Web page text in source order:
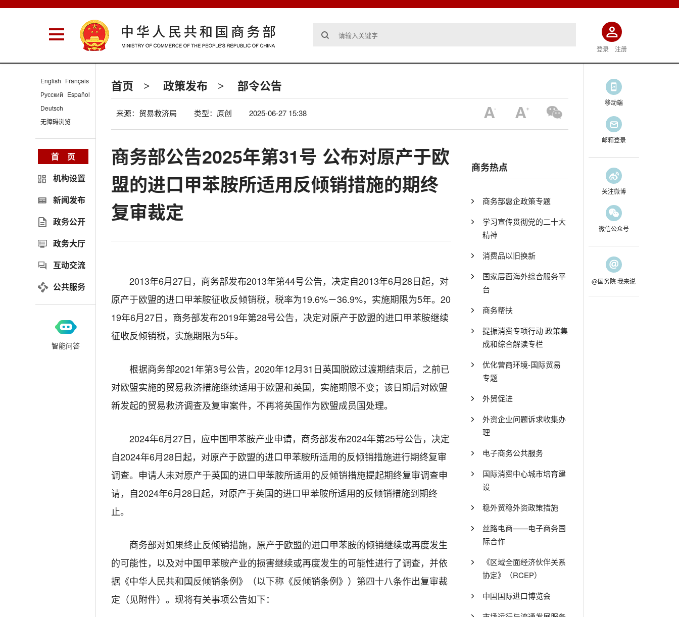
登录 注册
首页 > 政策发布 > 部令公告
来源：贸易救济局 类型：原创 2025-06-27 15:38
商务部公告2025年第31号 公布对原产于欧
盟的进口甲苯胺所适用反倾销措施的期终
复审裁定
2013年6月27日，商务部发布2013年第44号公告，决定自2013年6月28日起，对
原产于欧盟的进口甲苯胺征收反倾销税，税率为19.6%－36.9%，实施期限为5年。 20
19年6月27日，商务部发布2019年第28号公告，决定对原产于欧盟的进口甲苯胺继续
征收反倾销税，实施期限为5年。
根据商务部2021年第3号公告， 2020年12月31 日英国脱欧过渡期结束后，之前已
对欧盟实施的贸易救济措施继续适用于欧盟和英国，实施期限不变；该日期后对欧盟
新发起的贸易救济调查及复审案件，不再将英国作为欧盟成员国处理。
2024年6月27日，应中国甲苯胺产业申请，商务部发布2024年第25号公告，决定
自2024年6月28日起，对原产于欧盟的进口甲苯胺所适用的反倾销措施进行期终复审
调查。申请人未对原产于英国的进口甲苯胺所适用的反倾销措施提起期终复审调查申
请，自2024年6月28日起， 对原产于英国的进口甲苯胺所适用的反倾销措施到期终
止。
商务部对如果终止反倾销措施，原产于欧盟的进口甲苯胺的倾销继续或再度发生
的可能性，以及对中国甲苯胺产业的损害继续或再度发生的可能性进行了调查，并依
据《中华人民共和国反倾销条例》（以下称《反倾销条例》）第四十八条作出复审裁
定（见附件）。现将有关事项公告如下：
商务热点
商务部惠企政策专题
学习宣传贯彻党的二十大
精神
消费品以旧换新
国家层面海外综合服务平
台
商务帮扶
提振消费专项行动 政策集
成和综合解读专栏
优化营商环境-国际贸易
专题
外贸促进
外资企业问题诉求收集办
理
电子商务公共服务
国际消费中心城市培育建
设
稳外贸稳外资政策措施
丝路电商——电子商务国
际合作
《区域全面经济伙伴关系
协定》（RCEP）
中国国际进口博览会
English Français
Русский Español
Deutsch
无障碍浏览
首 页
机构设置
新闻发布
政务公开
政务大厅
互动交流
公共服务
智能问答
移动端
邮箱登录
关注微博
微信公众号
@国务院 我来说